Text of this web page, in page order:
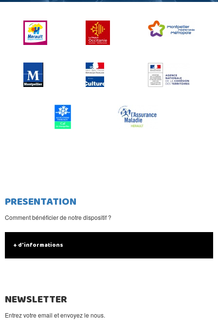
PRESENTATION
Comment bénéficier de notre dispositif ?
+ d'informations
NEWSLETTER
Entrez votre email et envoyez le nous.